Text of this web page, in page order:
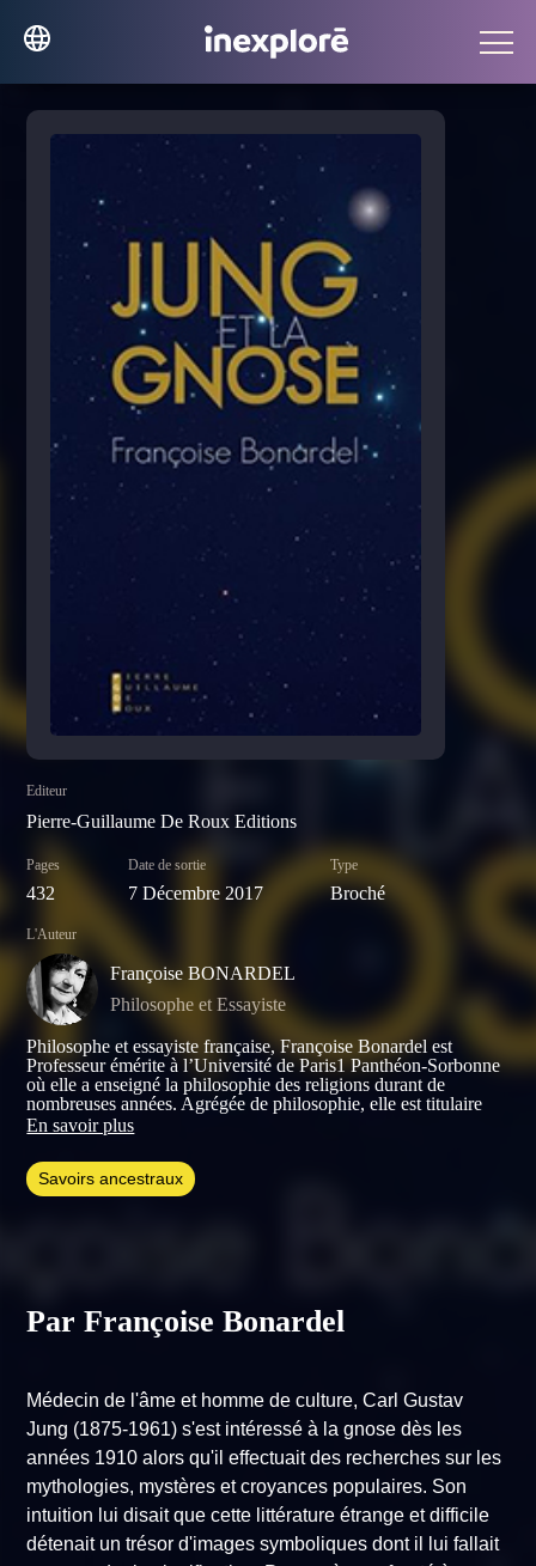
Editeur
Pierre-Guillaume De Roux Editions
Pages
432
Date de sortie
7 Décembre 2017
Type
Broché
L'Auteur
Françoise BONARDEL
Philosophe et Essayiste
Philosophe et essayiste française, Françoise Bonardel est
Professeur émérite à l’Université de Paris1 Panthéon-Sorbonne
où elle a enseigné la philosophie des religions durant de
nombreuses années. Agrégée de philosophie, elle est titulaire
d’un doctorat d’Etat es-lettres et sciences humaines portant sur
la présence de la pensée alchimique dans la culture moderne et
contemporaine. Membre de l’Institut d’Etudes Bouddhiques
(IEB) depuis 2001, elle y donne des cours sur l’acculturation du
bouddhisme en Europe et ses relations avec la philosophie
elle a consacré plusieurs essais dontLa voie Hermétique
Philosopher par le feu : Anthologie de textes alchimiques
réflexion dans l’oeuvre novatrice de Carl Gustav Jung, et a
publié fin 2017Jung et la Gnose, où elle met en lumière ce qui,
dans la Gnose, a pu influencer la mise en œuvre de la
psychologie analytique.
Visitez son site .
(Photo : Rita Scaglia)
En savoir plus
Savoirs ancestraux
Par Françoise Bonardel
Médecin de l'âme et homme de culture, Carl Gustav
Jung (1875-1961) s'est intéressé à la gnose dès les
années 1910 alors qu'il effectuait des recherches sur les
mythologies, mystères et croyances populaires. Son
intuition lui disait que cette littérature étrange et difficile
détenait un trésor d'images symboliques dont il lui fallait